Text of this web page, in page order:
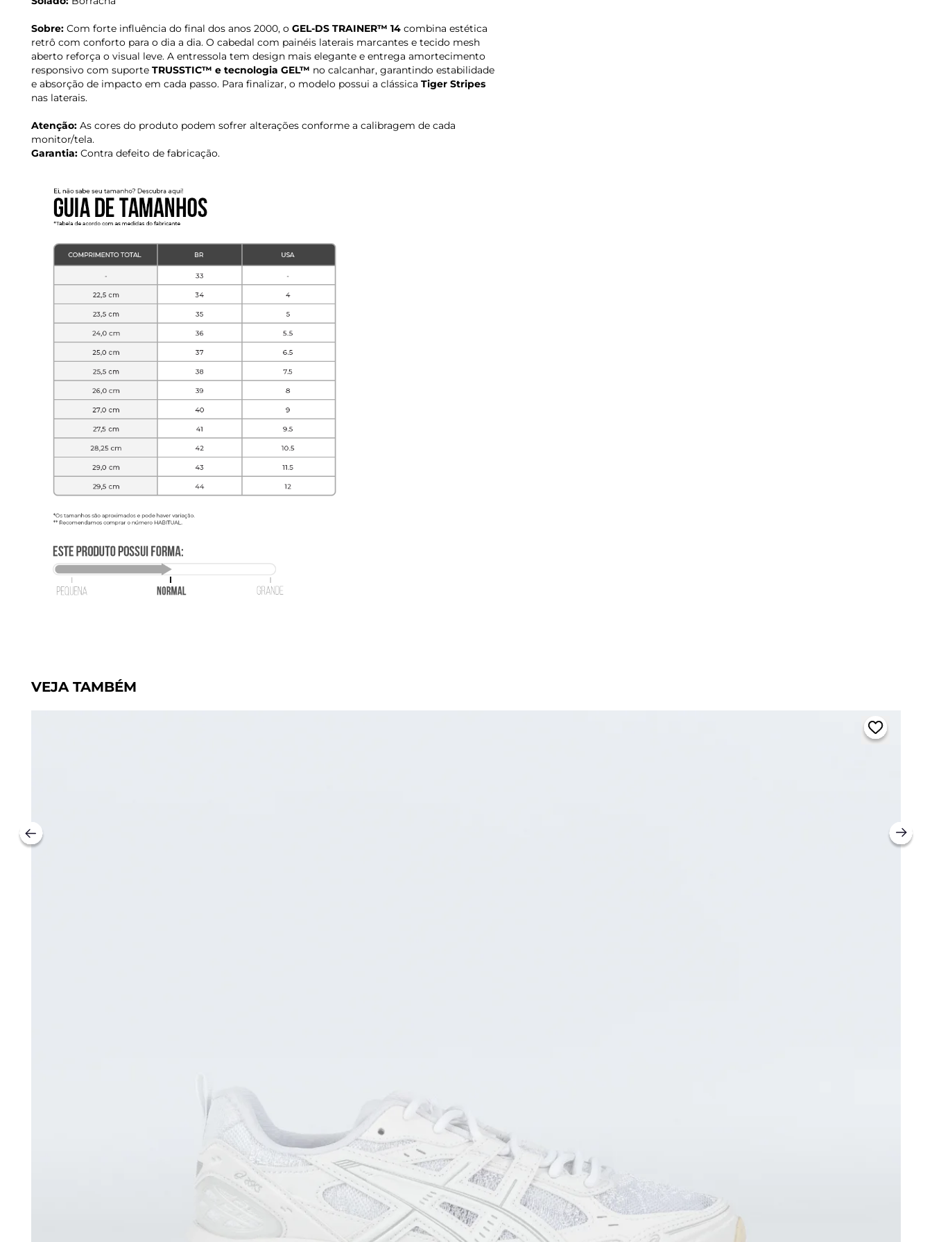
Sobre: Com forte influência do final dos anos 2000, o GEL-DS TRAINER™ 14 combina estética
retrô com conforto para o dia a dia. O cabedal com painéis laterais marcantes e tecido mesh
aberto reforça o visual leve. A entressola tem design mais elegante e entrega amortecimento
responsivo com suporte TRUSSTIC™ e tecnologia GEL™ no calcanhar, garantindo estabilidade
e absorção de impacto em cada passo. Para finalizar, o modelo possui a clássica Tiger Stripes
nas laterais.
Atenção: As cores do produto podem sofrer alterações conforme a calibragem de cada
monitor/tela.
Garantia: Contra defeito de fabricação.
VEJA TAMBÉM